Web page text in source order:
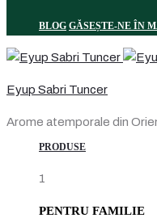
BLOG GĂSEȘTE-NE ÎN
Eyup Sabri Tuncer
Arome atemporale din
PRODUSE
1
PENTRU FAMILIE